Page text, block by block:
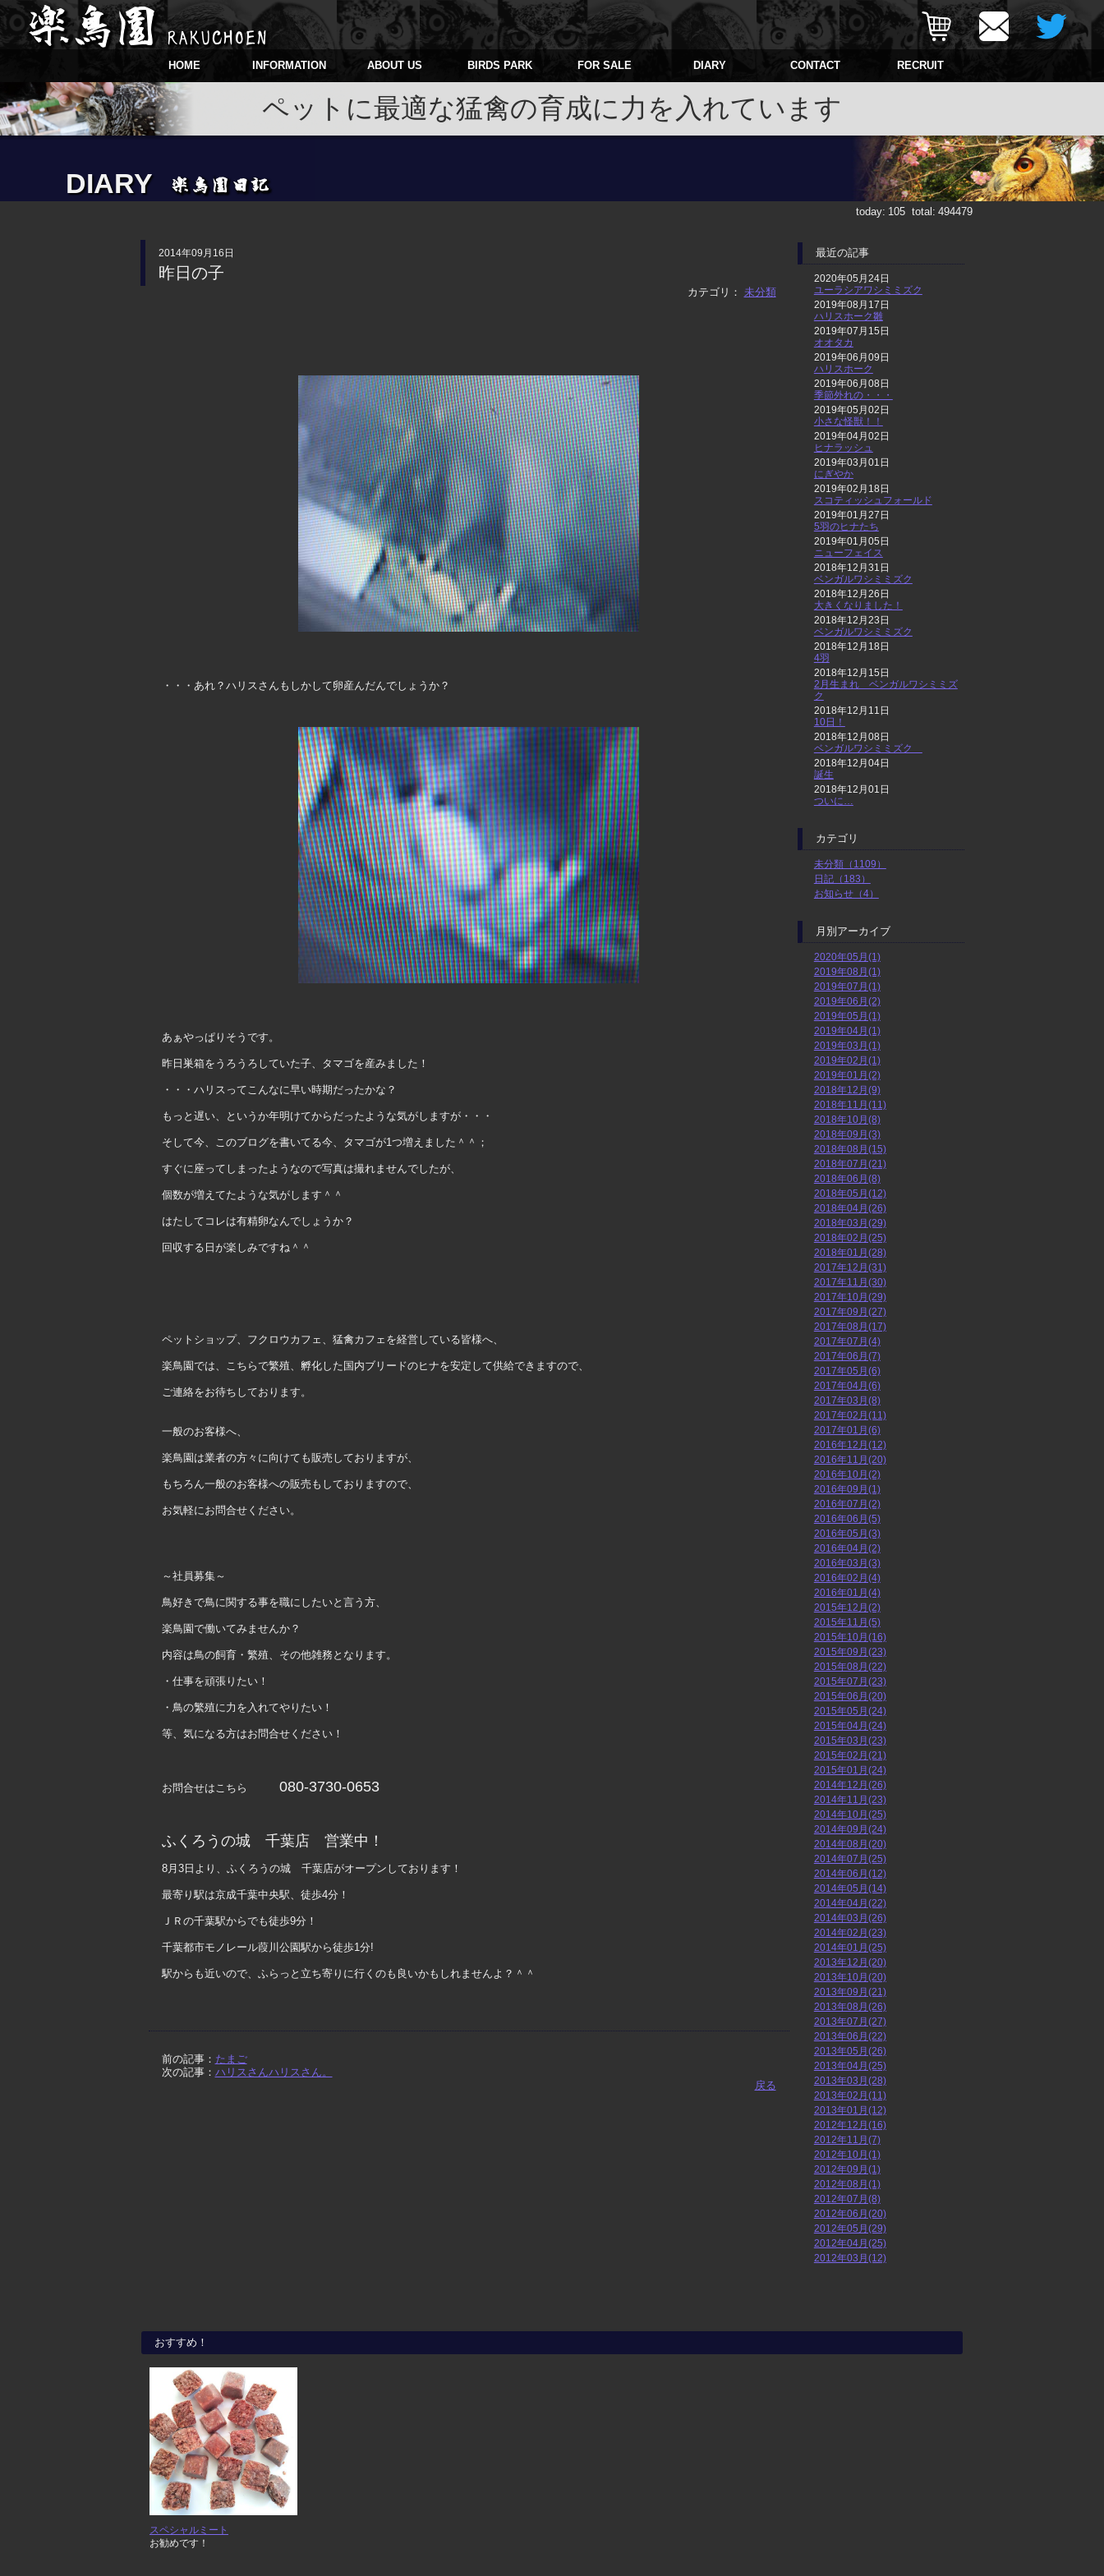
HOME INFORMATION ABOUT US BIRDS PARK FOR SALE DIARY CONTACT RECRUIT
ペットに最適な猛禽の育成に力を入れています
DIARY
today: 105 total: 494479
2014年09月16日
昨日の子
カテゴリ： 未分類
・・・あれ？ハリスさんもしかして卵産んだんでしょうか？
あぁやっぱりそうです。
昨日巣箱をうろうろしていた子、タマゴを産みました！
・・・ハリスってこんなに早い時期だったかな？
もっと遅い、というか年明けてからだったような気がしますが・・・
そして今、このブログを書いてる今、タマゴが1つ増えました＾＾；
すぐに座ってしまったようなので写真は撮れませんでしたが、
個数が増えてたような気がします＾＾
はたしてコレは有精卵なんでしょうか？
回収する日が楽しみですね＾＾
ペットショップ、フクロウカフェ、猛禽カフェを経営している皆様へ、
楽鳥園では、こちらで繁殖、孵化した国内ブリードのヒナを安定して供給できますので、
ご連絡をお待ちしております。
一般のお客様へ、
楽鳥園は業者の方々に向けても販売しておりますが、
もちろん一般のお客様への販売もしておりますので、
お気軽にお問合せください。
～社員募集～
鳥好きで鳥に関する事を職にしたいと言う方、
楽鳥園で働いてみませんか？
内容は鳥の飼育・繁殖、その他雑務となります。
・仕事を頑張りたい！
・鳥の繁殖に力を入れてやりたい！
等、気になる方はお問合せください！
お問合せはこちら 080-3730-0653
ふくろうの城 千葉店 営業中！
8月3日より、ふくろうの城 千葉店がオープンしております！
最寄り駅は京成千葉中央駅、徒歩4分！
ＪＲの千葉駅からでも徒歩9分！
千葉都市モノレール葭川公園駅から徒歩1分!
駅からも近いので、ふらっと立ち寄りに行くのも良いかもしれませんよ？＾＾
前の記事： たまご
次の記事： ハリスさんハリスさん。
戻る
最近の記事
2020年05月24日
ユーラシアワシミミズク
2019年08月17日
ハリスホーク雛
2019年07月15日
オオタカ
2019年06月09日
ハリスホーク
2019年06月08日
季節外れの・・・
2019年05月02日
小さな怪獣！！
2019年04月02日
ヒナラッシュ
2019年03月01日
にぎやか
2019年02月18日
スコティッシュフォールド
2019年01月27日
5羽のヒナたち
2019年01月05日
ニューフェイス
2018年12月31日
ベンガルワシミミズク
2018年12月26日
大きくなりました！
2018年12月23日
ベンガルワシミミズク
2018年12月18日
4羽
2018年12月15日
2月生まれ ベンガルワシミミズ
ク
2018年12月11日
10日！
2018年12月08日
ベンガルワシミミズク
2018年12月04日
誕生
2018年12月01日
ついに…
カテゴリ
未分類（1109）
日記（183）
お知らせ（4）
月別アーカイブ
2020年05月(1)
2019年08月(1)
2019年07月(1)
2019年06月(2)
2019年05月(1)
2019年04月(1)
2019年03月(1)
2019年02月(1)
2019年01月(2)
2018年12月(9)
2018年11月(11)
2018年10月(8)
2018年09月(3)
2018年08月(15)
2018年07月(21)
2018年06月(8)
2018年05月(12)
2018年04月(26)
2018年03月(29)
2018年02月(25)
2018年01月(28)
2017年12月(31)
2017年11月(30)
2017年10月(29)
2017年09月(27)
2017年08月(17)
2017年07月(4)
2017年06月(7)
2017年05月(6)
2017年04月(6)
2017年03月(8)
2017年02月(11)
2017年01月(6)
2016年12月(12)
2016年11月(20)
2016年10月(2)
2016年09月(1)
2016年07月(2)
2016年06月(5)
2016年05月(3)
2016年04月(2)
2016年03月(3)
2016年02月(4)
2016年01月(4)
2015年12月(2)
2015年11月(5)
2015年10月(16)
2015年09月(23)
2015年08月(22)
2015年07月(23)
2015年06月(20)
2015年05月(24)
2015年04月(24)
2015年03月(23)
2015年02月(21)
2015年01月(24)
2014年12月(26)
2014年11月(23)
2014年10月(25)
2014年09月(24)
2014年08月(20)
2014年07月(25)
2014年06月(12)
2014年05月(14)
2014年04月(22)
2014年03月(26)
2014年02月(23)
2014年01月(25)
2013年12月(20)
2013年10月(20)
2013年09月(21)
2013年08月(26)
2013年07月(27)
2013年06月(22)
2013年05月(26)
2013年04月(25)
2013年03月(28)
2013年02月(11)
2013年01月(12)
2012年12月(16)
2012年11月(7)
2012年10月(1)
2012年09月(1)
2012年08月(1)
2012年07月(8)
2012年06月(20)
2012年05月(29)
2012年04月(25)
2012年03月(12)
おすすめ！
スペシャルミート
お勧めです！